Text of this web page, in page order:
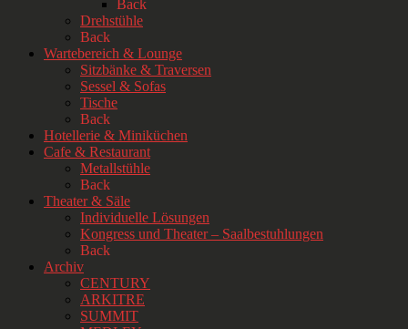
Back
Drehstühle
Back
Wartebereich & Lounge
Sitzbänke & Traversen
Sessel & Sofas
Tische
Back
Hotellerie & Miniküchen
Cafe & Restaurant
Metallstühle
Back
Theater & Säle
Individuelle Lösungen
Kongress und Theater – Saalbestuhlungen
Back
Archiv
CENTURY
ARKITRE
SUMMIT